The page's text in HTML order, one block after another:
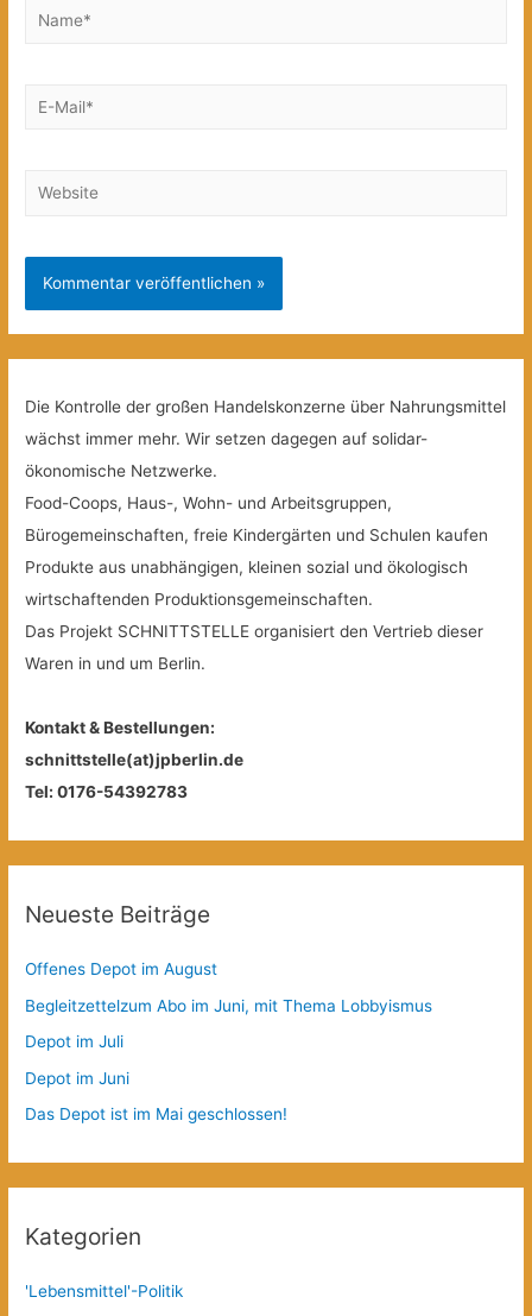
Name*
E-
Website
Die Kontrolle der großen Handelskonzerne über Nahrungsmittel
wächst immer mehr. Wir setzen dagegen auf solidar-
ökonomische Netzwerke.
Food-Coops, Haus-, Wohn- und Arbeitsgruppen,
Bürogemeinschaften, freie Kindergärten und Schulen kaufen
Produkte aus unabhängigen, kleinen sozial und ökologisch
wirtschaftenden Produktionsgemeinschaften.
Das Projekt SCHNITTSTELLE organisiert den Vertrieb dieser
Waren in und um Berlin.
Kontakt & Bestellungen:
schnittstelle(at)jpberlin.de
Tel: 0176-54392783
Neueste Beiträge
Offenes Depot im August
Begleitzettelzum Abo im Juni, mit Thema Lobbyismus
Depot im Juli
Depot im Juni
Das Depot ist im Mai geschlossen!
Kategorien
'Lebensmittel'-Politik